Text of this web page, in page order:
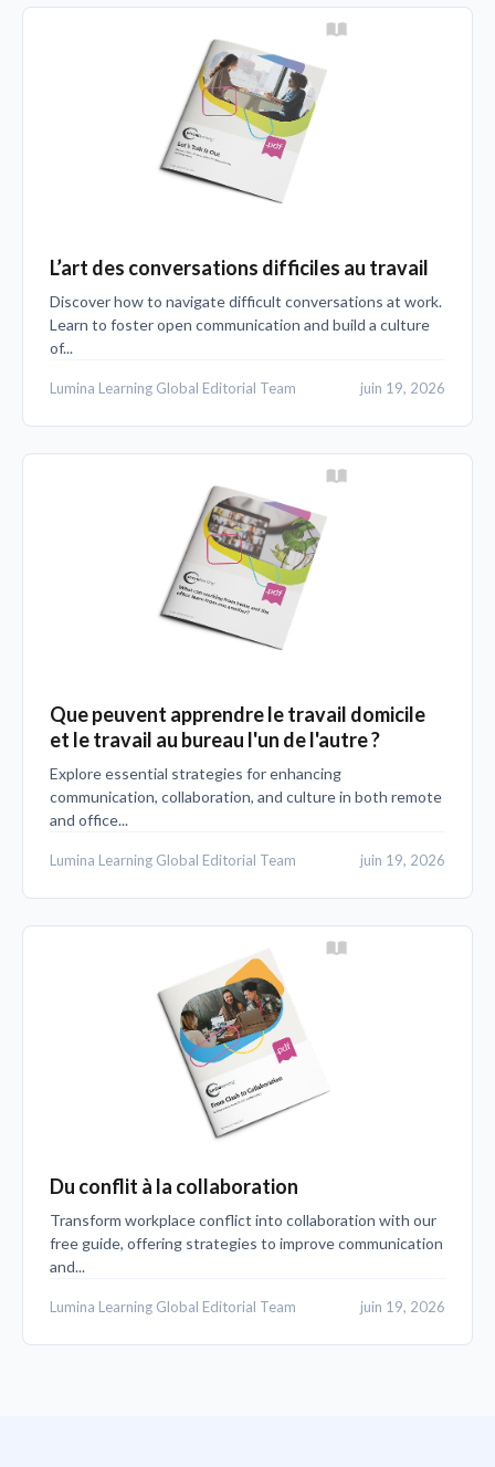
L’art des conversations difficiles au travail
Discover how to navigate difficult conversations at work.
Learn to foster open communication and build a culture
of...
Lumina Learning Global Editorial Team juin 19, 2026
Que peuvent apprendre le travail domicile
et le travail au bureau l'un de l'autre ?
Explore essential strategies for enhancing
communication, collaboration, and culture in both remote
and office...
Lumina Learning Global Editorial Team juin 19, 2026
Du conflit à la collaboration
Transform workplace conflict into collaboration with our
free guide, offering strategies to improve communication
and...
Lumina Learning Global Editorial Team juin 19, 2026